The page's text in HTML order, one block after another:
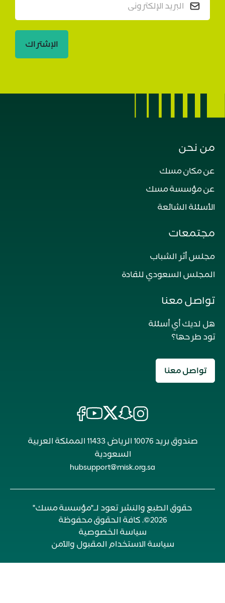
الإشتراك
من نحن
عن مكان مسك
عن مؤسسة مسك
الأسئلة الشائعة
مجتمعات
مجلس أثر الشباب
المجلس السعودي للقادة
تواصل معنا
هل لديك أي أسئلة
تود طرحها؟
تواصل معنا
صندوق بريد 10076 الرياض 11433 المملكة العربية
السعودية
hubsupport@misk.org.sa
حقوق الطبع والنشر تعود لـ"مؤسسة مسك"
2026©. كافة الحقوق محفوظة
سياسة الخصوصية
سياسة الاستخدام المقبول والآمن